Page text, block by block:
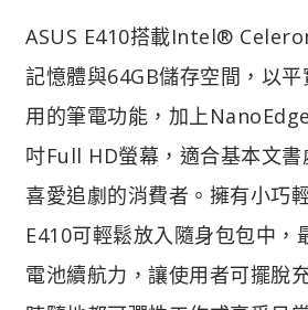
ASUS E410搭載Intel®
記憶體與64GB儲存空間，以
用的筆電功能，加上
吋Full HD螢幕，適合基本文
喜愛追劇的消費者。擁有小巧
E410可輕鬆放入隨身包包中，
電池續航力，讓使用者可擺脫